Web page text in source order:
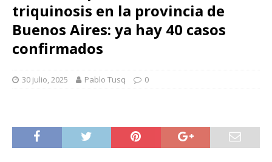
triquinosis en la provincia de
Buenos Aires: ya hay 40 casos
confirmados
30 julio, 2025 Pablo Tusq 0